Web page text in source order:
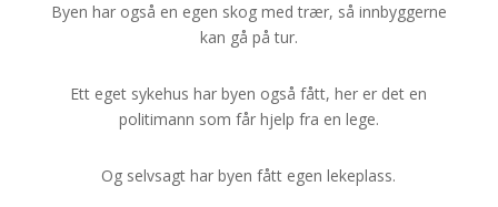
Byen har også en egen skog med trær, så innbyggerne
kan gå på tur.
Ett eget sykehus har byen også fått, her er det en
politimann som får hjelp fra en lege.
Og selvsagt har byen fått egen lekeplass.